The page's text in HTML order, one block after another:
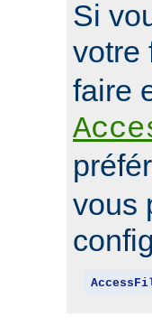
Si
votre
faire
vous